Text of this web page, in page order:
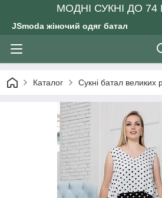
МОДНІ СУКНІ ДО 74
JSmoda жіночий одяг батал
Каталог Сукні батал великих